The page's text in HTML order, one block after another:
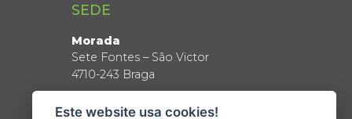
SEDE
Morada
Sete Fontes – São Victor
4710-243 Braga
Este website usa cookies!